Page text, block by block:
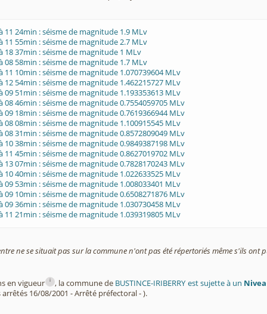
11 24min : séisme de magnitude 1.9 MLv
11 55min : séisme de magnitude 2.7 MLv
18 37min : séisme de magnitude 1 MLv
08 58min : séisme de magnitude 1.7 MLv
11 10min : séisme de magnitude 1.070739604 MLv
12 54min : séisme de magnitude 1.462215727 MLv
09 51min : séisme de magnitude 1.193353613 MLv
08 46min : séisme de magnitude 0.7554059705 MLv
09 18min : séisme de magnitude 0.7619366944 MLv
08 08min : séisme de magnitude 1.100915545 MLv
08 31min : séisme de magnitude 0.8572809049 MLv
10 38min : séisme de magnitude 0.9849387198 MLv
11 45min : séisme de magnitude 0.8627019702 MLv
13 07min : séisme de magnitude 0.7828170243 MLv
10 40min : séisme de magnitude 1.022633525 MLv
09 53min : séisme de magnitude 1.008033401 MLv
09 10min : séisme de magnitude 0.6508271876 MLv
09 36min : séisme de magnitude 1.030730458 MLv
11 21min : séisme de magnitude 1.039319805 MLv
ne se situait pas sur la commune n'ont pas été répertoriés même s'ils ont
en vigueur i , la commune de BUSTINCE-IRIBERRY est sujette à un
16/08/2001 - Arrêté préfectoral - ).